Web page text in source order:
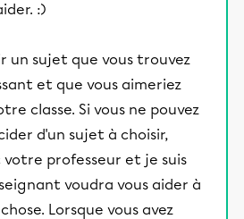
:)
un sujet que vous trouvez
et que vous aimeriez
classe. Si vous ne pouvez
d'un sujet à choisir,
votre professeur et je suis
voudra vous aider à
Lorsque vous avez